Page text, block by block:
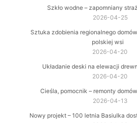
Szkło wodne – zapomniany
2026-04-25
Sztuka zdobienia regionalnego
polskiej wsi
2026-04-20
Układanie deski na elewacji
2026-04-20
Cieśla, pomocnik – remonty
2026-04-13
Nowy projekt – 100 letnia Basiulka